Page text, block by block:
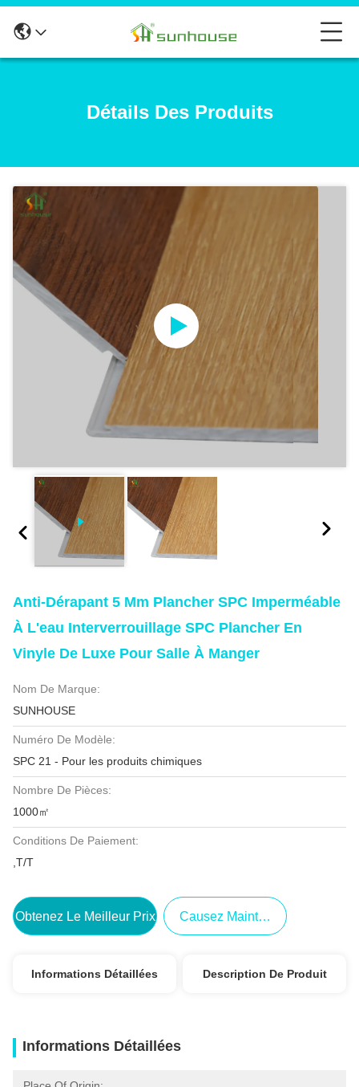
Détails Des Produits
Anti-Dérapant 5 Mm Plancher SPC Imperméable
À L'eau Interverrouillage SPC Plancher En
Vinyle De Luxe Pour Salle À Manger
Nom De Marque:
SUNHOUSE
Numéro De Modèle:
SPC 21 - Pour les produits chimiques
Nombre De Pièces:
1000㎡
Conditions De Paiement:
,T/T
Obtenez Le Meilleur Prix Causez Maintenant
Informations Détaillées Description De Produit
Informations Détaillées